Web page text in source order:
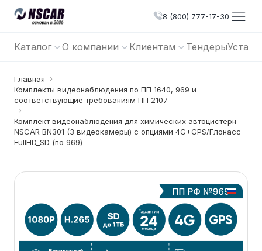
8 (800) 777-17-30
Каталог О компании Клиентам Тендеры
Главная
Комплекты видеонаблюдения по ПП 1640, 969 и
соответствующие требованиям ПП 2107
Комплект видеонаблюдения для химических автоцистерн
NSCAR BN301 (3 видеокамеры) с опциями 4G+GPS/Глонасс
FullHD_SD (по 969)